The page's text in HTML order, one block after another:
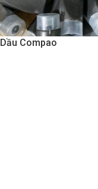
Dầu Compao